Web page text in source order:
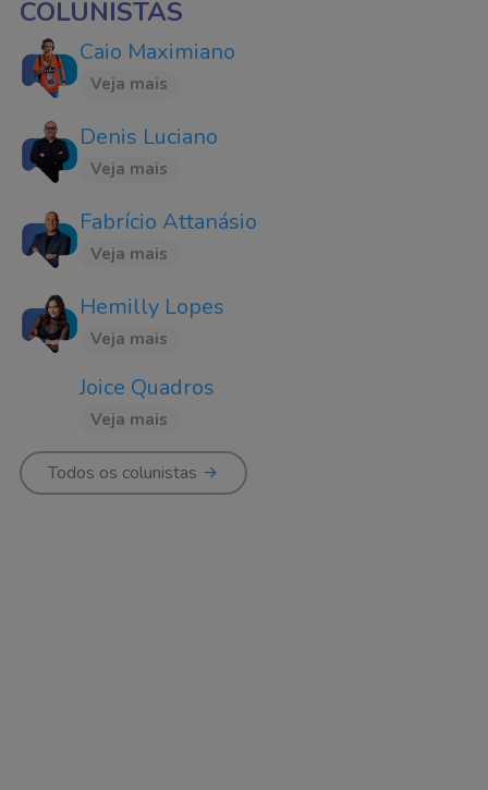
COLUNISTAS
Caio Maximiano
Veja mais
Denis Luciano
Veja mais
Fabrício Attanásio
Veja mais
Hemilly Lopes
Veja mais
Joice Quadros
Veja mais
Todos os colunistas